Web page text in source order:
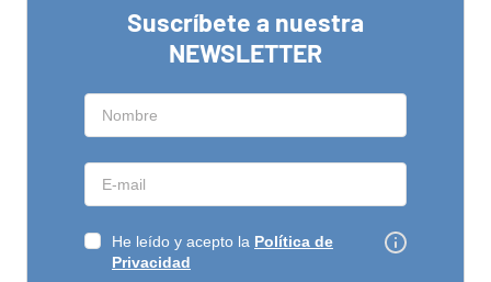
Suscríbete a nuestra
NEWSLETTER
He leído y acepto la Política de
Privacidad